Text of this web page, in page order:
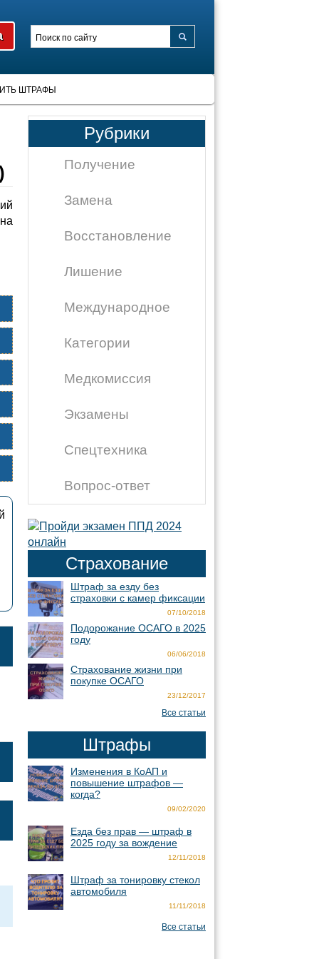
ШТРАФЫ
Рубрики
Получение
Замена
Восстановление
Лишение
Международное
Категории
Медкомиссия
Экзамены
Спецтехника
Вопрос-ответ
Страхование
Штраф за езду без
страховки с камер фиксации
07/10/2018
Подорожание ОСАГО в 2025
году
06/06/2018
Страхование жизни при
покупке ОСАГО
23/12/2017
Все статьи
Штрафы
Изменения в КоАП и
повышение штрафов —
когда?
09/02/2020
Езда без прав — штраф в
2025 году за вождение
12/11/2018
Штраф за тонировку стекол
автомобиля
11/11/2018
Все статьи